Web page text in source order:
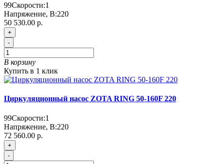
99Скорости:1
Напряжение, В:220
50 530.00 р.
+
-
В корзину
Купить в 1 клик
Циркуляционный насос ZOTA RING 50-160F 220
99Скорости:1
Напряжение, В:220
72 560.00 р.
+
-